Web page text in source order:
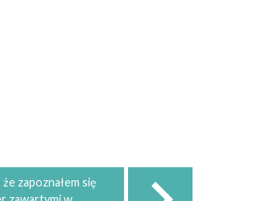
zapoznałem się